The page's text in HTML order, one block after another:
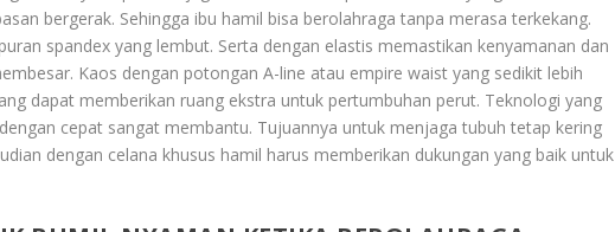
bergerak. Sehingga ibu hamil bisa berolahraga tanpa merasa terkekang.
spandex yang lembut. Serta dengan elastis memastikan kenyamanan dan
Kaos dengan potongan A-line atau empire waist yang sedikit lebih
dapat memberikan ruang ekstra untuk pertumbuhan perut. Teknologi yang
cepat sangat membantu. Tujuannya untuk menjaga tubuh tetap kering
dengan celana khusus hamil harus memberikan dukungan yang baik untuk